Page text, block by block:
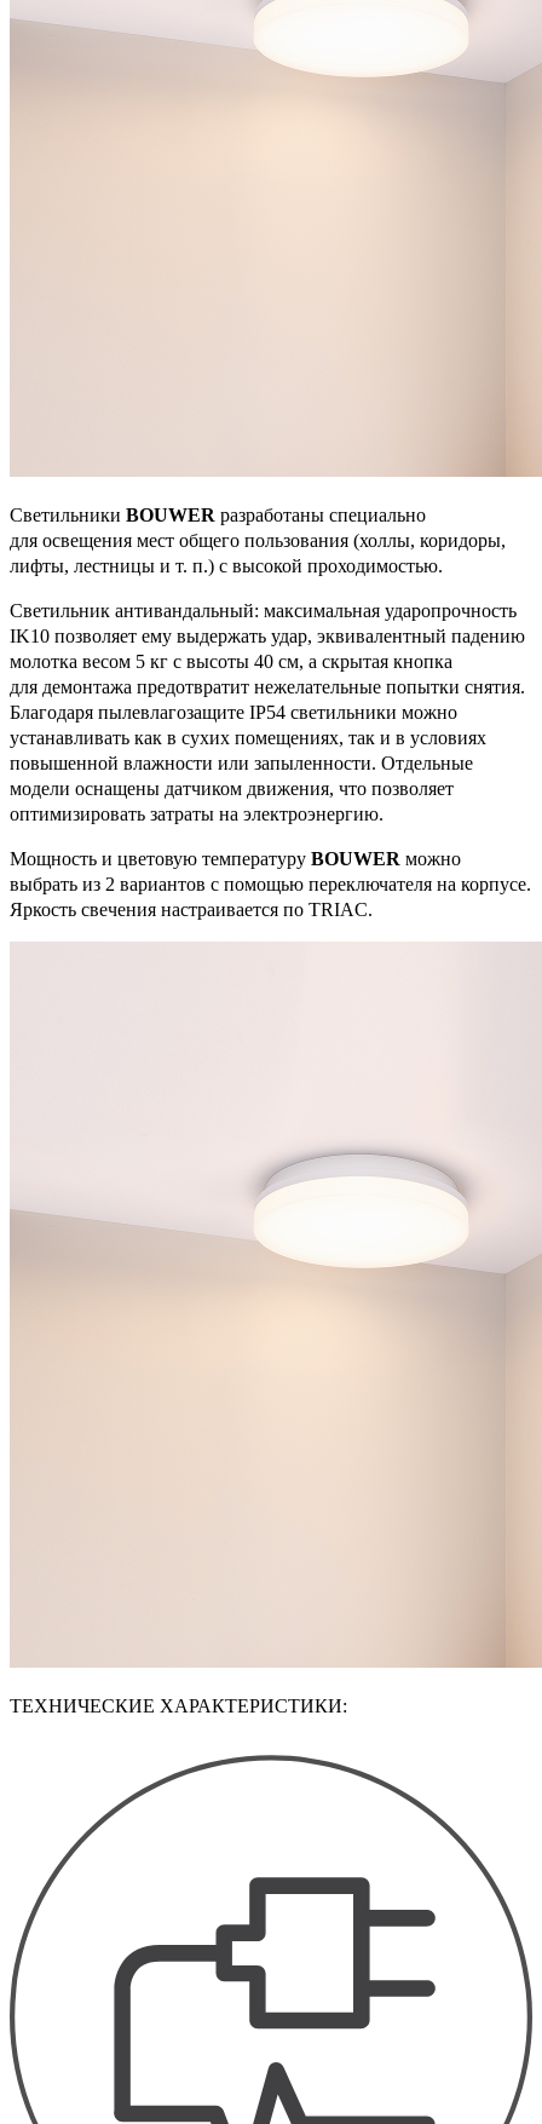
Светильники BOUWER разработаны специально
для освещения мест общего пользования (холлы, коридоры,
лифты, лестницы и т. п.) с высокой проходимостью.
Светильник антивандальный: максимальная ударопрочность
IK10 позволяет ему выдержать удар, эквивалентный падению
молотка весом 5 кг с высоты 40 см, а скрытая кнопка
для демонтажа предотвратит нежелательные попытки снятия.
Благодаря пылевлагозащите IP54 светильники можно
устанавливать как в сухих помещениях, так и в условиях
повышенной влажности или запыленности. Отдельные
модели оснащены датчиком движения, что позволяет
оптимизировать затраты на электроэнергию.
Мощность и цветовую температуру BOUWER можно
выбрать из 2 вариантов с помощью переключателя на корпусе.
Яркость свечения настраивается по TRIAC.
ТЕХНИЧЕСКИЕ ХАРАКТЕРИСТИКИ: